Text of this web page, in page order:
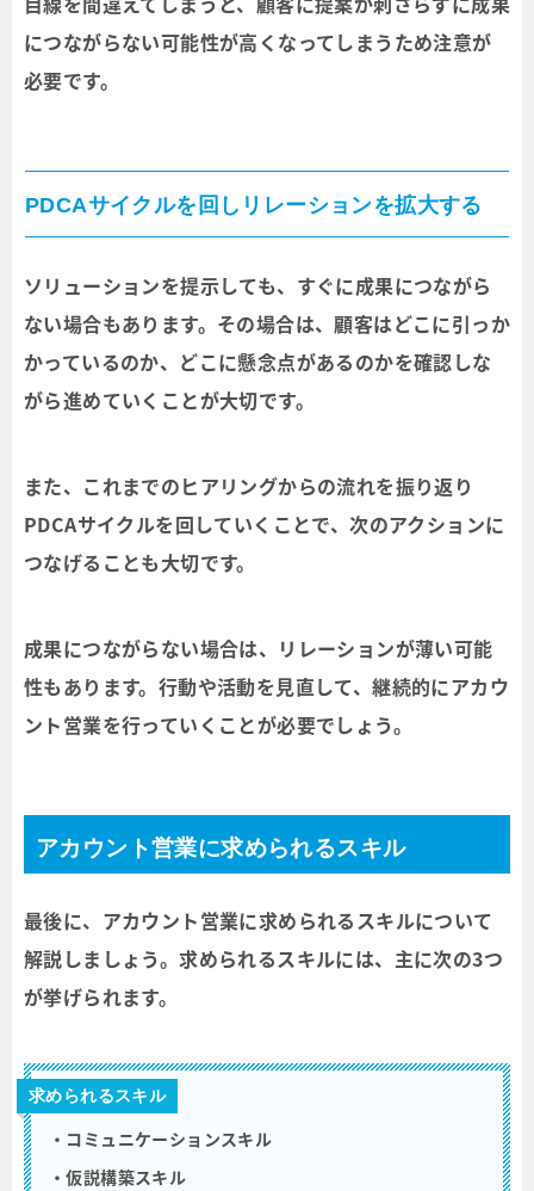
につながらない可能性が高くなってしまうため注意が
必要です。
PDCAサイクルを回しリレーションを拡大する
ソリューションを提示しても、すぐに成果につながら
ない場合もあります。その場合は、顧客はどこに引っか
かっているのか、どこに懸念点があるのかを確認しな
がら進めていくことが大切です。
また、これまでのヒアリングからの流れを振り返り
PDCAサイクルを回していくことで、次のアクションに
つなげることも大切です。
成果につながらない場合は、リレーションが薄い可能
性もあります。行動や活動を見直して、継続的にアカウ
ント営業を行っていくことが必要でしょう。
アカウント営業に求められるスキル
最後に、アカウント営業に求められるスキルについて
解説しましょう。求められるスキルには、主に次の3つ
が挙げられます。
求められるスキル
・コミュニケーションスキル
・仮説構築スキル